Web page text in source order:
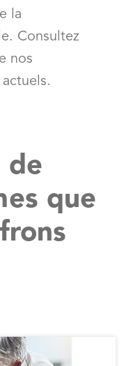
la
Consultez
nos
de
que